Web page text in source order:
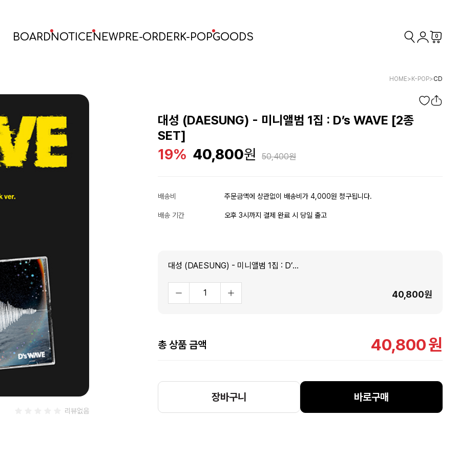
BOARDNOTICENEWPRE-ORDERK-POPGOODS 0
HOME> K-POP>CD
리뷰없음
대성 (DAESUNG) - 미니앨범 1집 : D’s WAVE [2종
SET]
19% 40,800 50,400
배송비 주문금액에 상관없이 배송비가 4,000원 청구됩니다.
배송 기간 오후 3시까지 결제 완료 시 당일 출고
대성 (DAESUNG) - 미니앨범 1집 : D’s WAVE [2종 SET]
40,800원
총 상품 금액 40,800원
장바구니 바로구매